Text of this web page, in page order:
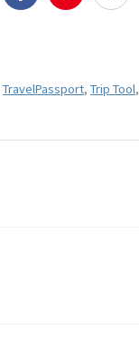
TravelPassport, Trip Tool,